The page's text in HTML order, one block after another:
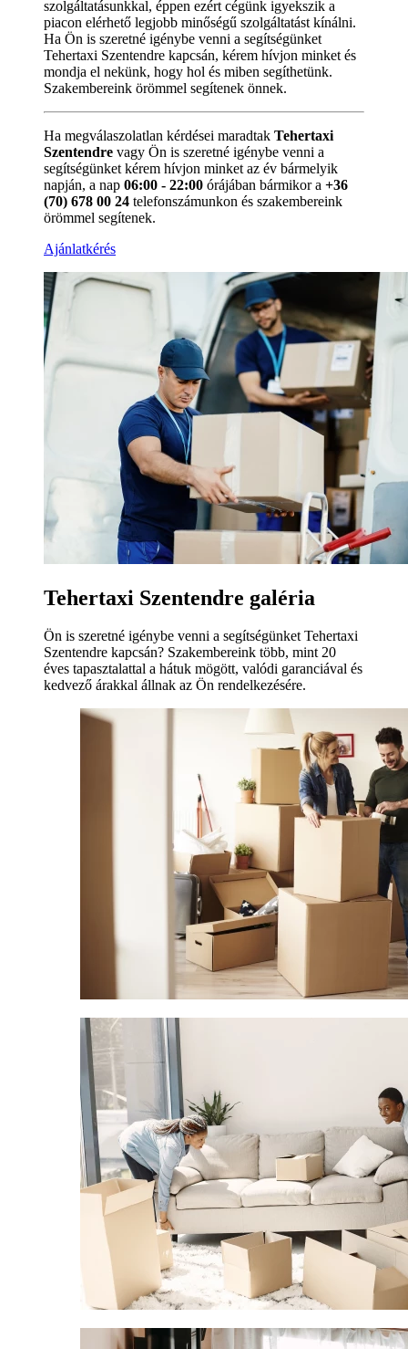
szolgáltatásunkkal, éppen ezért cégünk igyekszik a
piacon elérhető legjobb minőségű szolgáltatást kínálni.
Ha Ön is szeretné igénybe venni a segítségünket
Tehertaxi Szentendre kapcsán, kérem hívjon minket és
mondja el nekünk, hogy hol és miben segíthetünk.
Szakembereink örömmel segítenek önnek.
Ha megválaszolatlan kérdései maradtak Tehertaxi
Szentendre vagy Ön is szeretné igénybe venni a
segítségünket kérem hívjon minket az év bármelyik
napján, a nap 06:00 - 22:00 órájában bármikor a +36
(70) 678 00 24 telefonszámunkon és szakembereink
örömmel segítenek.
Ajánlatkérés
Tehertaxi Szentendre galéria
Ön is szeretné igénybe venni a segítségünket Tehertaxi
Szentendre kapcsán? Szakembereink több, mint 20
éves tapasztalattal a hátuk mögött, valódi garanciával és
kedvező árakkal állnak az Ön rendelkezésére.